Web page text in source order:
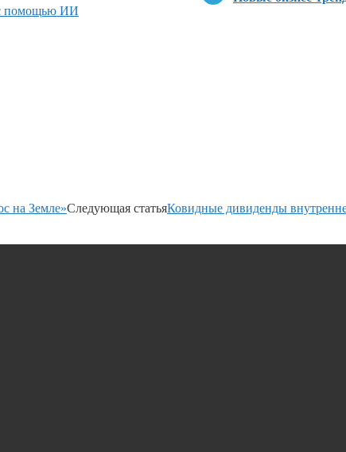
помощью ИИ
на Земле»Следующая статьяКовидные дивиденды